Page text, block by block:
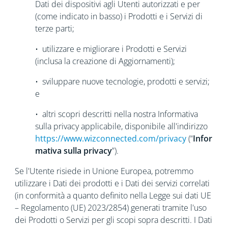
Dati dei dispositivi agli Utenti autorizzati e per
(come indicato in basso) i Prodotti e i Servizi di
terze parti;
• utilizzare e migliorare i Prodotti e Servizi
(inclusa la creazione di Aggiornamenti);
• sviluppare nuove tecnologie, prodotti e servizi;
e
• altri scopri descritti nella nostra Informativa
sulla privacy applicabile, disponibile all'indirizzo
https://www.wizconnected.com/privacy(“Infor
mativa sulla privacy”).
Se l'Utente risiede in Unione Europea, potremmo
utilizzare i Dati dei prodotti e i Dati dei servizi correlati
(in conformità a quanto definito nella Legge sui dati UE
– Regolamento (UE) 2023/2854) generati tramite l'uso
dei Prodotti o Servizi per gli scopi sopra descritti. I Dati